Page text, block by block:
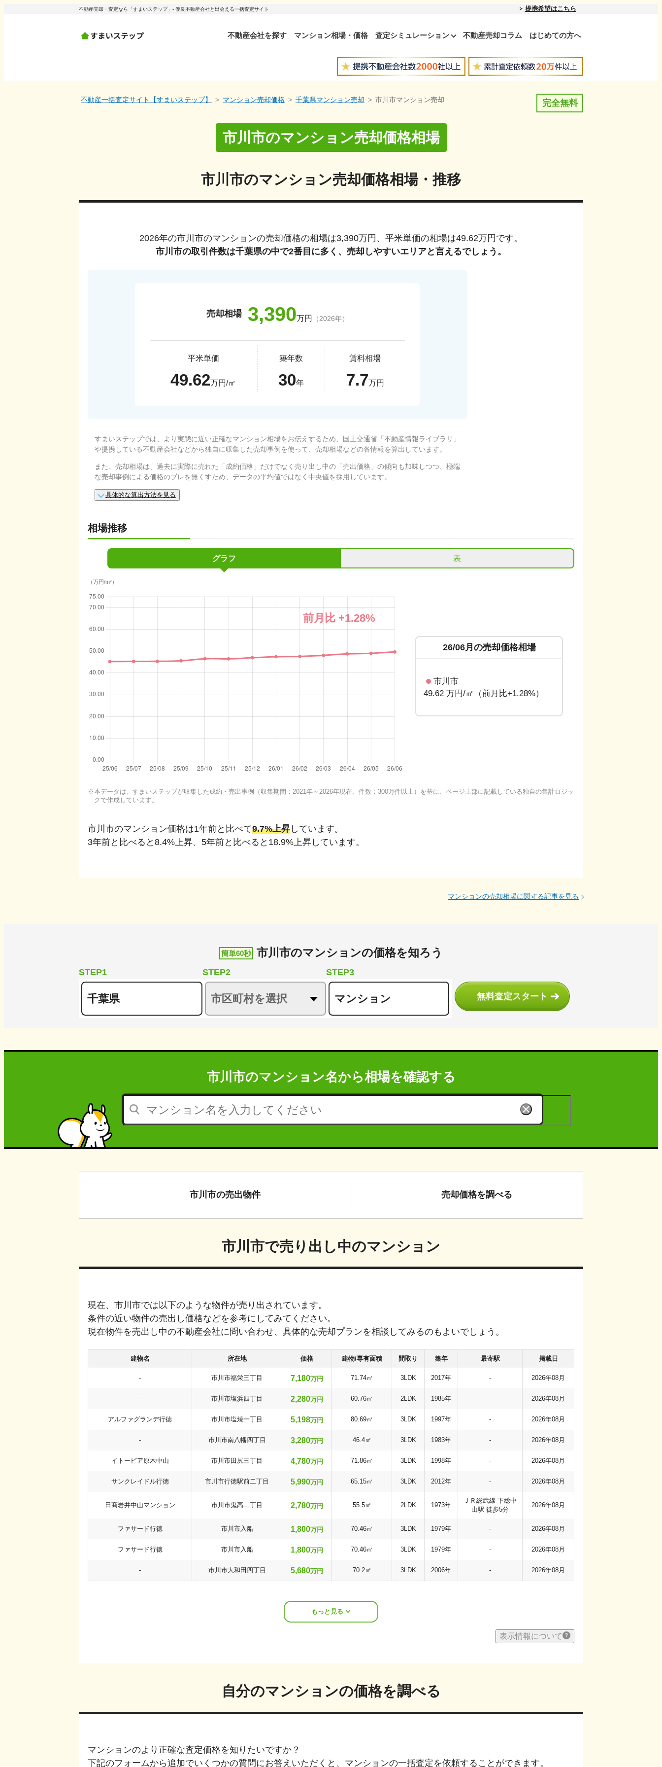
不動産売却・査定なら「すまいステップ」- 優良不動産会社と出会える一括査定サイト 提携希望はこちら
不動産会社を探す マンション相場・価格 査定シミュレーション 不動産売却コラム はじめての方へ
不動産一括査定サイト【すまいステップ】 マンション売却価格 千葉県マンション売却 市川市マンション売却 完全無料
市川市のマンション売却価格相場
市川市のマンション売却価格相場・推移
2026年の市川市のマンションの売却価格の相場は3,390万円、平米単価の相場は49.62万円です。
市川市の取引件数は千葉県の中で2番目に多く、売却しやすいエリアと言えるでしょう。
売却相場 3,390万円 （2026年）
平米単価
49.62万円/㎡
築年数
30年
賃料相場
7.7万円
すまいステップでは、より実態に近い正確なマンション相場をお伝えするため、国土交通省「 不動産情報ライブラリ 」
や提携している不動産会社などから独自に収集した売却事例を使って、売却相場などの各情報を算出しています。
また、売却相場は、過去に実際に売れた「成約価格」だけでなく売り出し中の「売出価格」の傾向も加味しつつ、極端
な売却事例による価格のブレを無くすため、データの平均値ではなく中央値を採用しています。
具体的な算出方法を見る
相場推移
グラフ 表
（万円/m²）
前月比 +1.28%
26/06月の売却価格相場
市川市
49.62 万円/㎡（前月比+1.28%）
本データは、すまいステップが収集した成約・売出事例（収集期間：2021年～2026年現在、件数：300万件以上）を基に、ページ上部に記載している独自の集計ロジッ
クで作成しています。
市川市のマンション価格は1年前と比べて9.7%上昇 しています。
3年前と比べると 8.4%上昇、 5年前と比べると 18.9%上昇 しています。
マンションの売却相場に関する記事を見る
簡単60秒 市川市のマンションの価格を知ろう
STEP1 STEP2 STEP3
無料査定スタート
市川市のマンション名から相場を確認する
市川市の売出物件 売却価格を調べる
市川市で売り出し中のマンション
現在、 市川市では以下のような物件が売り出されています。
条件の近い物件の売出し価格などを参考にしてみてください。
現在物件を売出し中の不動産会社に問い合わせ、具体的な売却プランを相談してみるのもよいでしょう。
建物名 所在地 価格 建物/専有面積 間取り 築年 最寄駅 掲載日
- 市川市福栄三丁目 7,180万円 71.74㎡ 3LDK 2017年 - 2026年08月
- 市川市塩浜四丁目 2,280万円 60.76㎡ 2LDK 1985年 - 2026年08月
アルファグランデ行徳 市川市塩焼一丁目 5,198万円 80.69㎡ 3LDK 1997年 - 2026年08月
- 市川市南八幡四丁目 3,280万円 46.4㎡ 3LDK 1983年 - 2026年08月
イトーピア原木中山 市川市田尻三丁目 4,780万円 71.86㎡ 3LDK 1998年 - 2026年08月
サンクレイドル行徳 市川市行徳駅前二丁目 5,990万円 65.15㎡ 3LDK 2012年 - 2026年08月
日商岩井中山マンション 市川市鬼高二丁目 2,780万円 55.5㎡ 2LDK 1973年
ＪＲ総武線 下総中
山駅 徒歩5分
2026年08月
ファサード行徳 市川市入船 1,800万円 70.46㎡ 3LDK 1979年 - 2026年08月
ファサード行徳 市川市入船 1,800万円 70.46㎡ 3LDK 1979年 - 2026年08月
- 市川市大和田四丁目 5,680万円 70.2㎡ 3LDK 2006年 - 2026年08月
もっと見る
表示情報について
自分のマンションの価格を調べる
マンションのより正確な査定価格を知りたいですか？
下記のフォームから追加でいくつかの質問にお答えいただくと、マンションの一括査定を依頼することができます。